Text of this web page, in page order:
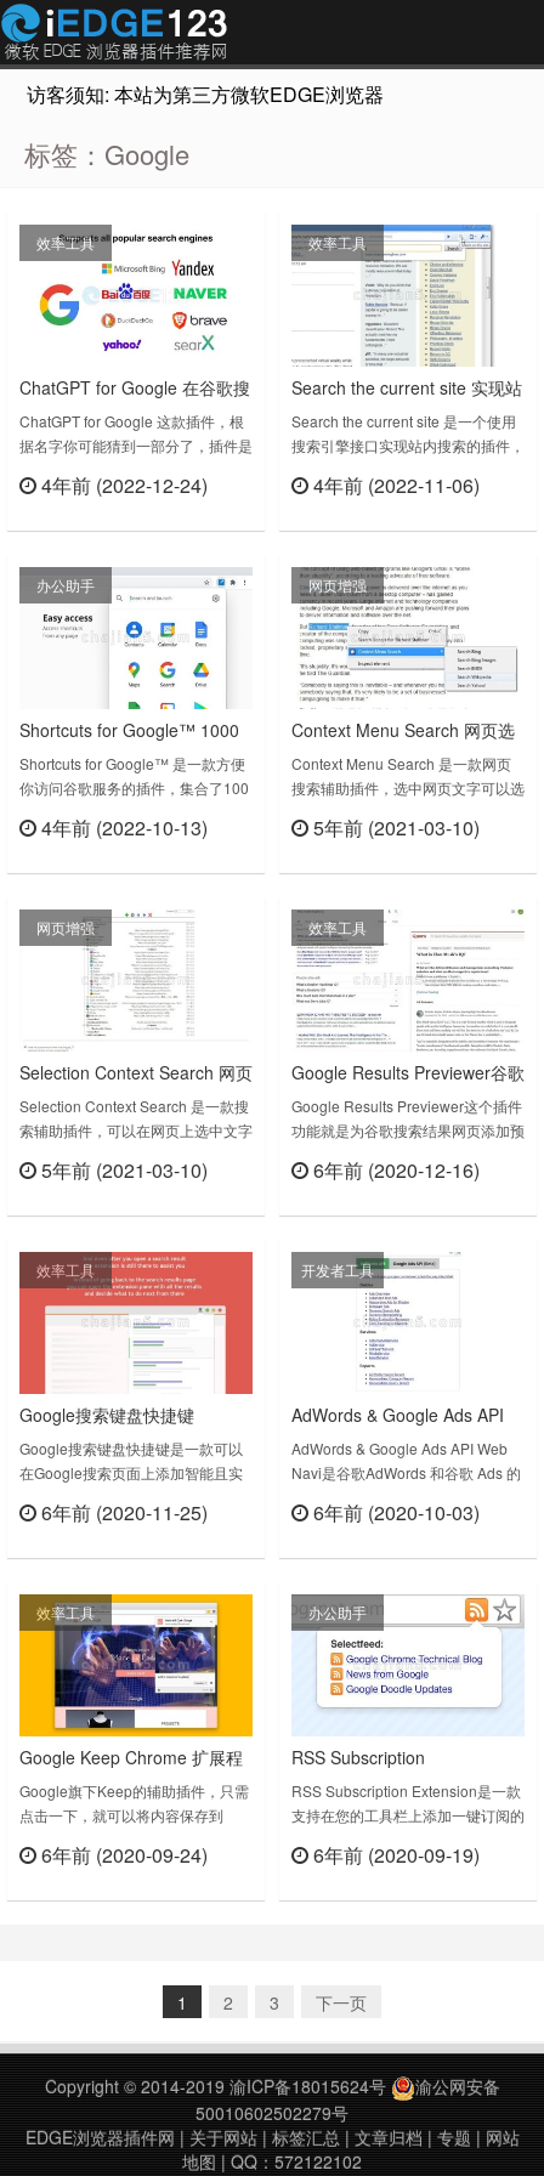
访客须知: 本站为第三方微软EDGE浏览器插件推荐网站，
标签：Google
效率工具
ChatGPT for Google 在谷歌搜
索关键词的同时在右侧展示来
自ChatGPT 的结果答案
ChatGPT for Google 这款插件，根
据名字你可能猜到一部分了，插件是
索一个关键词的时候，同时在右侧展
https://www.bilibili.com/video/BV16P4y1i7veChatGPT
for Google v1.9.1.0上……
4年前 (2022-12-24)
效率工具
Search the current site 实现站
内搜索
Search the current site 是一个使用
搜索引擎接口实现站内搜索的插件，
擎为您提供当前浏览网站的站内搜索
日……
4年前 (2022-11-06)
办公助手
Shortcuts for Google™ 1000
多款谷歌应用中选出一些作为
快捷方式按钮
Shortcuts for Google™ 是一款方便
你访问谷歌服务的插件，集合了100
签，把它们都集合到一起。如果你经
快捷方式。该插件跟《Black Menu
for Google™》是同一个开发者。
Shortcuts for Google……
4年前 (2022-10-13)
网页增强
Context Menu Search 网页选
中文字并搜索（支持自定义添
加搜索引擎）
Context Menu Search 是一款网页
搜索辅助插件，选中网页文字可以选
自定义添加搜索引擎。如下图跟我们
似。没有多余繁杂的功能，非常好
用。Context Menu Search v2.93上
次更新日期：2014年10月1……
5年前 (2021-03-10)
网页增强
Selection Context Search 网页
上选中文字后搜索
Selection Context Search 是一款搜
索辅助插件，可以在网页上选中文字
Right click on a selected text and
menu.Summary: - Ri……
5年前 (2021-03-10)
效率工具
Google Results Previewer谷歌
搜索结果网页预览
Google Results Previewer这个插件
功能就是为谷歌搜索结果网页添加预
无法预览某个网页的搜索结果，会显
directly from Google.Stop being a
tab……
6年前 (2020-12-16)
效率工具
Google搜索键盘快捷键
Google搜索键盘快捷键是一款可以
在Google搜索页面上添加智能且实
效率。(This is a translated version
是一个浏览器扩展程序，它带来了一
个非常实……
6年前 (2020-11-25)
开发者工具
AdWords & Google Ads API
Web Navi（Google 官方）
AdWords & Google Ads API Web
Navi是谷歌AdWords 和谷歌 Ads 的
related pages of the AdWords API
6年前 (2020-10-03)
效率工具
Google Keep Chrome 扩展程
序（Keep浏览器辅助插件）
Google旗下Keep的辅助插件，只需
点击一下，就可以将内容保存到
片或引用文字保存起来，方便日后使
iOS 设备和 Wear 设备。您还可以通
6年前 (2020-09-24)
办公助手
RSS Subscription
Extension（由 Google 提供）
RSS Subscription Extension是一款
支持在您的工具栏上添加一键订阅的
auto-detects RSS feeds on the
6年前 (2020-09-19)
1 2 3 下一页
Copyright © 2014-2019 渝ICP备18015624号
渝公网安备
50010602502279号
EDGE浏览器插件网 | 关于网站| 标签汇总| 文章归档 | 专题 | 网站
地图 | QQ：572122102